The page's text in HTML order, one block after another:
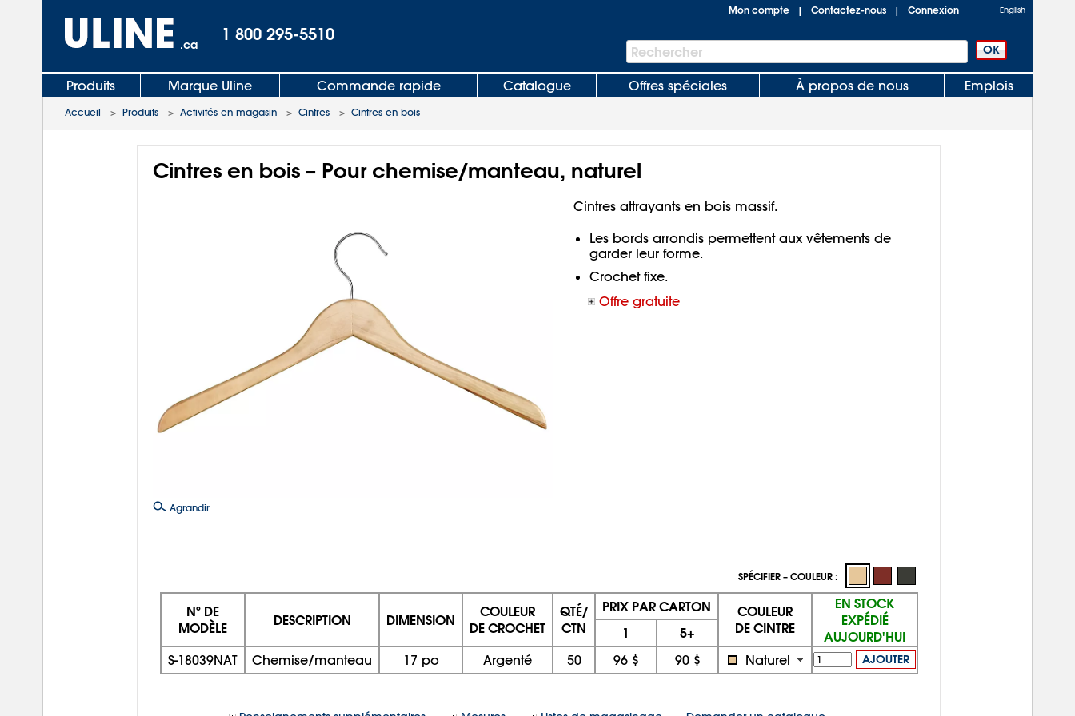
.ca
1 800 295-5510
Mon compte | Contactez-nous | Connexion English
Barre
de
recherche
Rechercher
Produits Marque Uline Commande rapide Catalogue Offres spéciales À propos de nous Emplois
Accueil > Produits > Activités en magasin > Cintres > Cintres en bois
Cintres en bois – Pour chemise/manteau, naturel
Agrandir
Cintres attrayants en bois massif.
Les bords arrondis permettent aux vêtements de
garder leur forme.
Crochet fixe.
Offre gratuite
SPÉCIFIER – COULEUR :
Nº DE
MODÈLE
DESCRIPTION DIMENSION
COULEUR
DE CROCHET
QTÉ/
CTN
PRIX PAR CARTON
COULEUR
DE CINTRE
EN STOCK
EXPÉDIÉ
AUJOURD'HUI
1 5+
S-18039NAT Chemise/manteau 17 po Argenté 50 96 $ 90 $ Naturel AJOUTER